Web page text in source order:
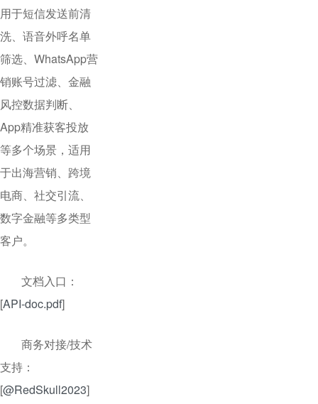
用于短信发送前清
洗、语音外呼名单
筛选、WhatsApp营
销账号过滤、金融
风控数据判断、
App精准获客投放
等多个场景，适用
于出海营销、跨境
电商、社交引流、
数字金融等多类型
客户。
文档入口：
[API-doc.pdf]
商务对接/技术
支持：
[@RedSkull2023]